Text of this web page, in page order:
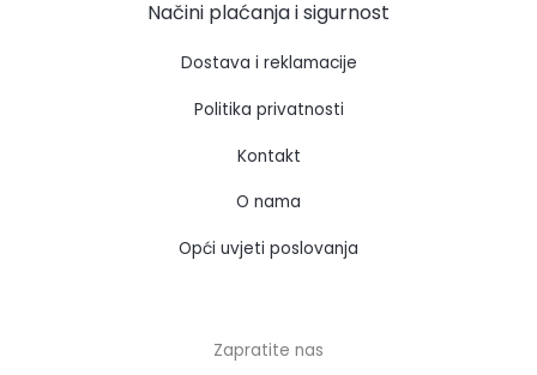
Načini plaćanja i sigurnost
Dostava i reklamacije
Politika privatnosti
Kontakt
O nama
Opći uvjeti poslovanja
Zapratite nas